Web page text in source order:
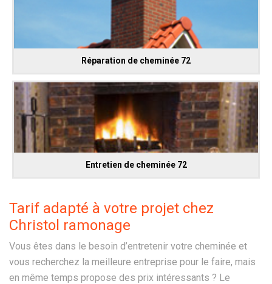
Réparation de cheminée 72
Entretien de cheminée 72
Tarif adapté à votre projet chez
Christol ramonage
Vous êtes dans le besoin d’entretenir votre cheminée et
vous recherchez la meilleure entreprise pour le faire, mais
en même temps propose des prix intéressants ? Le